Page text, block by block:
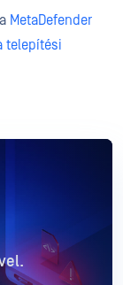
MetaDefender
telepítési